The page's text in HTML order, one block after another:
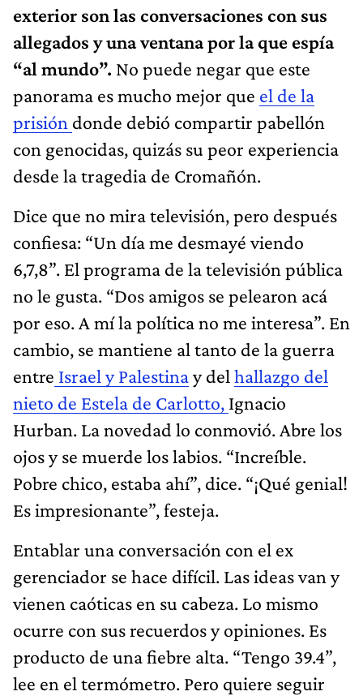
exterior son las conversaciones con sus
allegados y una ventana por la que espía
“al mundo”. No puede negar que este
panorama es mucho mejor que el de la
prisión donde debió compartir pabellón
con genocidas, quizás su peor experiencia
desde la tragedia de Cromañón.
Dice que no mira televisión, pero después
confiesa: “Un día me desmayé viendo
6,7,8”. El programa de la televisión pública
no le gusta. “Dos amigos se pelearon acá
por eso. A mí la política no me interesa”. En
cambio, se mantiene al tanto de la guerra
entre Israel y Palestinay del hallazgo del
nieto de Estela de Carlotto, Ignacio
Hurban. La novedad lo conmovió. Abre los
ojos y se muerde los labios. “Increíble.
Pobre chico, estaba ahí”, dice. “¡Qué genial!
Es impresionante”, festeja.
Entablar una conversación con el ex
gerenciador se hace difícil. Las ideas van y
vienen caóticas en su cabeza. Lo mismo
ocurre con sus recuerdos y opiniones. Es
producto de una fiebre alta. “Tengo 39.4”,
lee en el termómetro. Pero quiere seguir